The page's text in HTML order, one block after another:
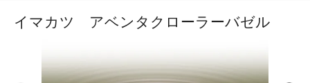
イマカツ アベンタクローラーバゼル